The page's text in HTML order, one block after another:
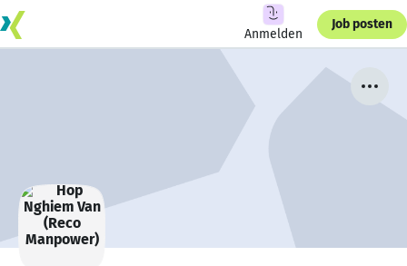
Anmelden
Job posten